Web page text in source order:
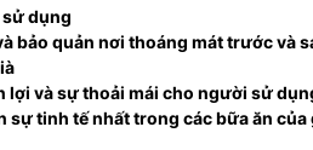
dụng
bảo quản nơi thoáng mát trước và
lợi và sự thoải mái cho người sử
tinh tế nhất trong các bữa ăn của